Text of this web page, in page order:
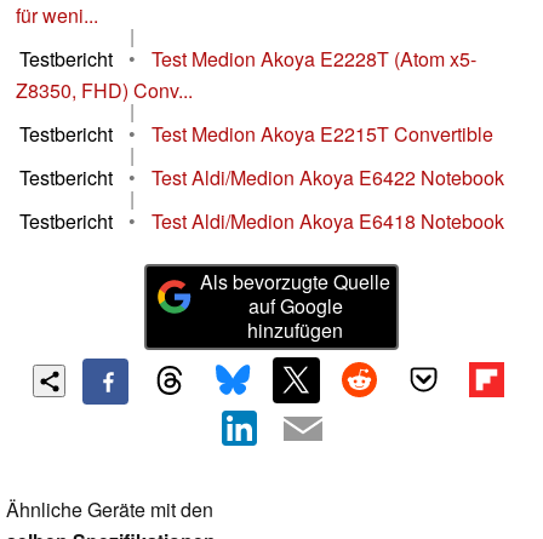
für weni...
|
Testbericht
•
Test Medion Akoya E2228T (Atom x5-
Z8350, FHD) Conv...
|
Testbericht
• Test Medion Akoya E2215T Convertible
|
Testbericht
• Test Aldi/Medion Akoya E6422 Notebook
|
Testbericht
• Test Aldi/Medion Akoya E6418 Notebook
Als bevorzugte Quelle
auf Google
hinzufügen
Ähnliche Geräte mit den